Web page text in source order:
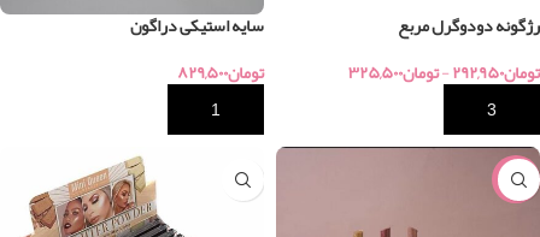
رژگونه دودوگرل مربع
تومان۲۹۲,۹۵۰-تومان۳۲۵,۵۰۰
سایه استیکی دراگون
تومان۸۲۹,۵۰۰
خرید
-15%